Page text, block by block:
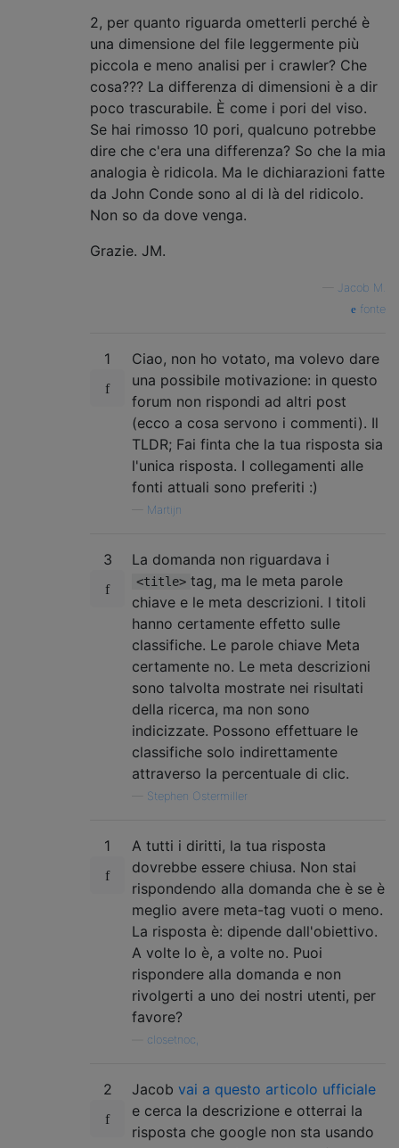
2, per quanto riguarda ometterli perché è
una dimensione del file leggermente più
piccola e meno analisi per i crawler? Che
cosa??? La differenza di dimensioni è a dir
poco trascurabile. È come i pori del viso.
Se hai rimosso 10 pori, qualcuno potrebbe
dire che c'era una differenza? So che la mia
analogia è ridicola. Ma le dichiarazioni fatte
da John Conde sono al di là del ridicolo.
Non so da dove venga.
Grazie. JM.
Jacob M.
fonte
1
Ciao, non ho votato, ma volevo dare
una possibile motivazione: in questo
forum non rispondi ad altri post
(ecco a cosa servono i commenti). Il
TLDR; Fai finta che la tua risposta sia
l'unica risposta. I collegamenti alle
fonti attuali sono preferiti :)
Martijn
3 La domanda non riguardava i
<title> tag, ma le meta parole
chiave e le meta descrizioni. I titoli
hanno certamente effetto sulle
classifiche. Le parole chiave Meta
certamente no. Le meta descrizioni
sono talvolta mostrate nei risultati
della ricerca, ma non sono
indicizzate. Possono effettuare le
classifiche solo indirettamente
attraverso la percentuale di clic.
Stephen Ostermiller
1
A tutti i diritti, la tua risposta
dovrebbe essere chiusa. Non stai
rispondendo alla domanda che è se è
meglio avere meta-tag vuoti o meno.
La risposta è: dipende dall'obiettivo.
A volte lo è, a volte no. Puoi
rispondere alla domanda e non
rivolgerti a uno dei nostri utenti, per
favore?
closetnoc,
2 Jacob vai a questo articolo ufficiale
e cerca la descrizione e otterrai la
risposta che google non sta usando